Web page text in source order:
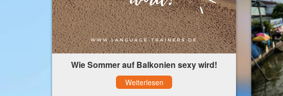
Wie Sommer auf Balkonien sexy wird!
Weiterlesen